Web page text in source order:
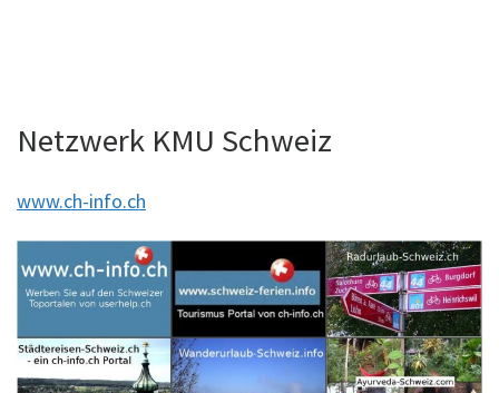
Netzwerk KMU Schweiz
www.ch-info.ch